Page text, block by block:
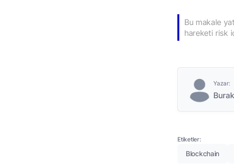
Bu makale
hareketi risk
Yazar:
Etiketler:
Blockchain